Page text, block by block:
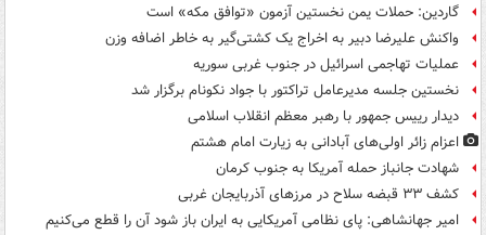
گاردین: حملات یمن نخستین آزمون «توافق مکه» است
واکنش علیرضا دبیر به اخراج یک کشتی‌گیر به خاطر اضافه وزن
عملیات تهاجمی اسرائیل در جنوب غربی سوریه
نخستین جلسه مدیرعامل تراکتور با جواد نکونام برگزار شد
دیدار رییس جمهور با رهبر معظم انقلاب اسلامی
اعزام زائر اولی‌های آبادانی به زیارت امام هشتم
شهادت جانباز حمله آمریکا به جنوب کرمان
کشف ۳۳ قبضه سلاح در مرزهای آذربایجان غربی
امیر جهانشاهی: پای نظامی آمریکایی به ایران باز شود آن را قطع می‌کنیم